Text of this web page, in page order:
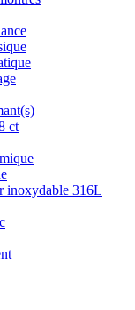
ct
inoxydable 316L